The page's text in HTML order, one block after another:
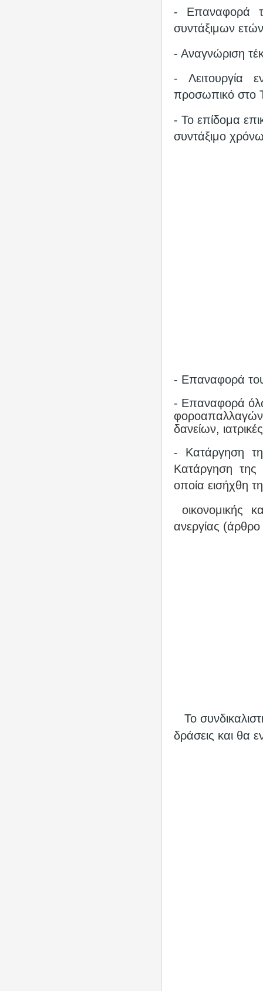
- Επαναφορά
συντάξιμων
- Αναγνώριση
- Λειτουργία
προσωπικό στο
- Το επίδομα
συντάξιμο
- Επαναφορά
- Επαναφορά
φοροαπαλλαγών
δανείων,
- Κατάργηση
Κατάργηση της
οποία εισήχθη
οικονομικής
ανεργίας
Το
δράσεις και θα